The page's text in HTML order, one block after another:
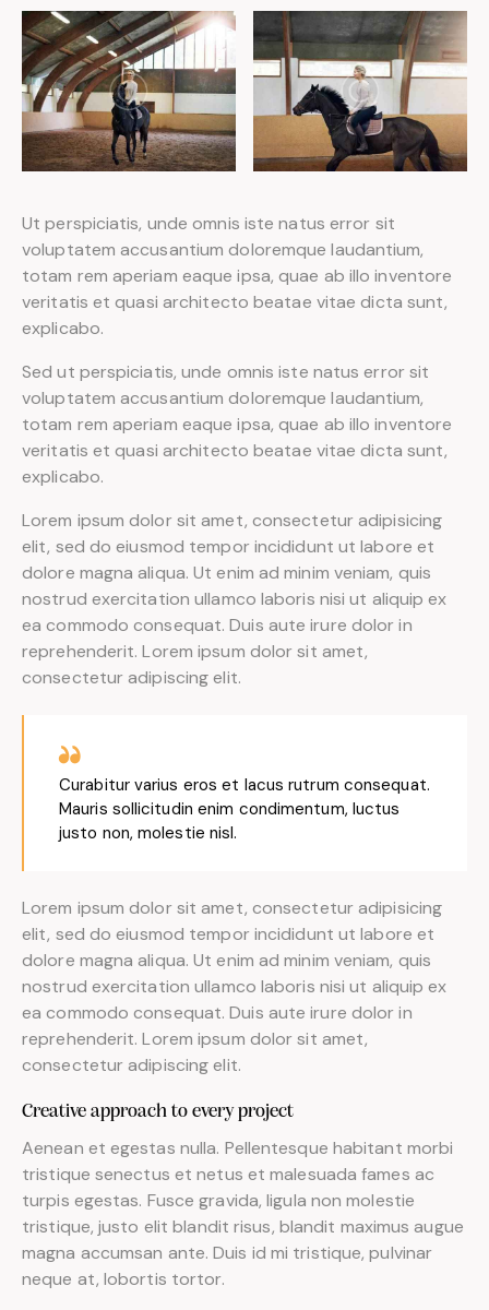
Ut perspiciatis, unde omnis iste natus error sit
voluptatem accusantium doloremque laudantium,
totam rem aperiam eaque ipsa, quae ab illo inventore
veritatis et quasi architecto beatae vitae dicta sunt,
explicabo.
Sed ut perspiciatis, unde omnis iste natus error sit
voluptatem accusantium doloremque laudantium,
totam rem aperiam eaque ipsa, quae ab illo inventore
veritatis et quasi architecto beatae vitae dicta sunt,
explicabo.
Lorem ipsum dolor sit amet, consectetur adipisicing
elit, sed do eiusmod tempor incididunt ut labore et
dolore magna aliqua. Ut enim ad minim veniam, quis
nostrud exercitation ullamco laboris nisi ut aliquip ex
ea commodo consequat. Duis aute irure dolor in
reprehenderit. Lorem ipsum dolor sit amet,
consectetur adipiscing elit.
Curabitur varius eros et lacus rutrum consequat.
Mauris sollicitudin enim condimentum, luctus
justo non, molestie nisl.
Lorem ipsum dolor sit amet, consectetur adipisicing
elit, sed do eiusmod tempor incididunt ut labore et
dolore magna aliqua. Ut enim ad minim veniam, quis
nostrud exercitation ullamco laboris nisi ut aliquip ex
ea commodo consequat. Duis aute irure dolor in
reprehenderit. Lorem ipsum dolor sit amet,
consectetur adipiscing elit.
Creative approach to every project
Aenean et egestas nulla. Pellentesque habitant morbi
tristique senectus et netus et malesuada fames ac
turpis egestas. Fusce gravida, ligula non molestie
tristique, justo elit blandit risus, blandit maximus augue
magna accumsan ante. Duis id mi tristique, pulvinar
neque at, lobortis tortor.